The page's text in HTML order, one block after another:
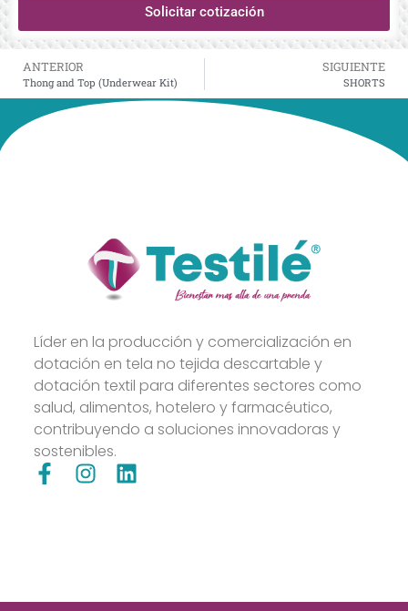
Solicitar cotización
ANTERIOR
Thong and Top (Underwear Kit)
SIGUIENTE
SHORTS
Líder en la producción y comercialización en
dotación en tela no tejida descartable y
dotación textil para diferentes sectores como
salud, alimentos, hotelero y farmacéutico,
contribuyendo a soluciones innovadoras y
sostenibles.